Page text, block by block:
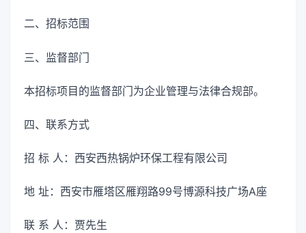
二、招标范围
三、监督部门
本招标项目的监督部门为企业管理与法律合规部。
四、联系方式
招 标 人：西安西热锅炉环保工程有限公司
地 址：西安市雁塔区雁翔路99号博源科技广场A座
联 系 人：贾先生